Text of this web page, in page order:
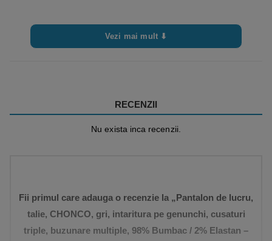
Vezi mai mult ⬇
RECENZII
Nu exista inca recenzii.
Fii primul care adauga o recenzie la „Pantalon de lucru,
talie, CHONCO, gri, intaritura pe genunchi, cusaturi
triple, buzunare multiple, 98% Bumbac / 2% Elastan –